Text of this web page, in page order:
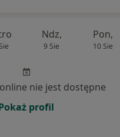
Ndz,
9 Sie
Pon,
10 Sie
nie jest dostępne
profil